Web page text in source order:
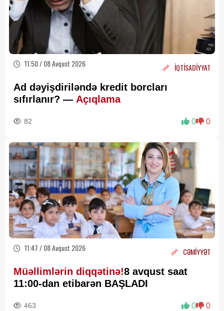
11:50 / 08 Avqust 2026 İQTİSADİYYAT
Ad dəyişdiriləndə kredit borcları
sıfırlanır? — Açıqlama
82 0 0
11:47 / 08 Avqust 2026 CƏMİYYƏT
Müəllimlərin diqqətinə!8 avqust saat
11:00-dan etibarən BAŞLADI
463 0 0